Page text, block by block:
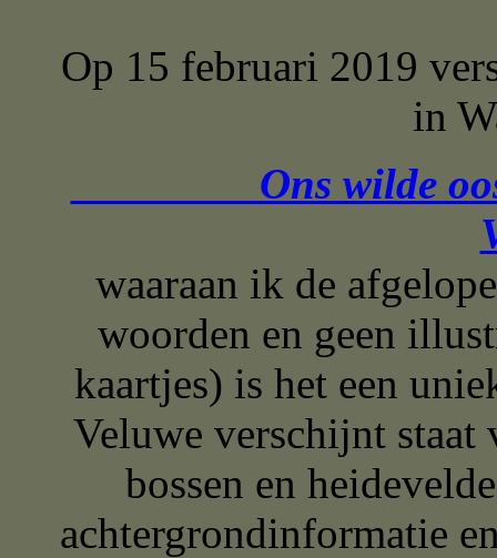
Op 15 februari 2019
in
Ons wilde oosten
waaraan ik de
woorden en geen
kaartjes) is het een
Veluwe verschijnt
bossen en
achtergrondinformatie